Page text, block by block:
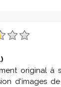
original à
d'images